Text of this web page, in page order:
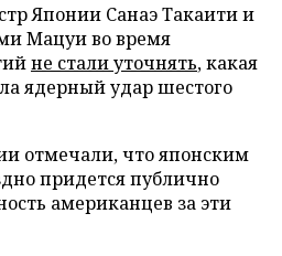
Японии Санаэ Такаити и
Мацуи во время
не стали уточнять, какая
ядерный удар шестого
отмечали, что японским
придется публично
американцев за эти